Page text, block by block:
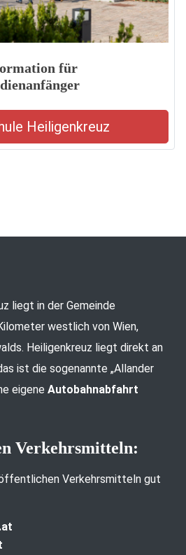
für
Heiligenkreuz
liegt in der Gemeinde
westlich von Wien,
Heiligenkreuz liegt direkt an
ist die sogenannte „Allander
eigene Autobahnabfahrt
Verkehrsmitteln:
Verkehrsmitteln gut